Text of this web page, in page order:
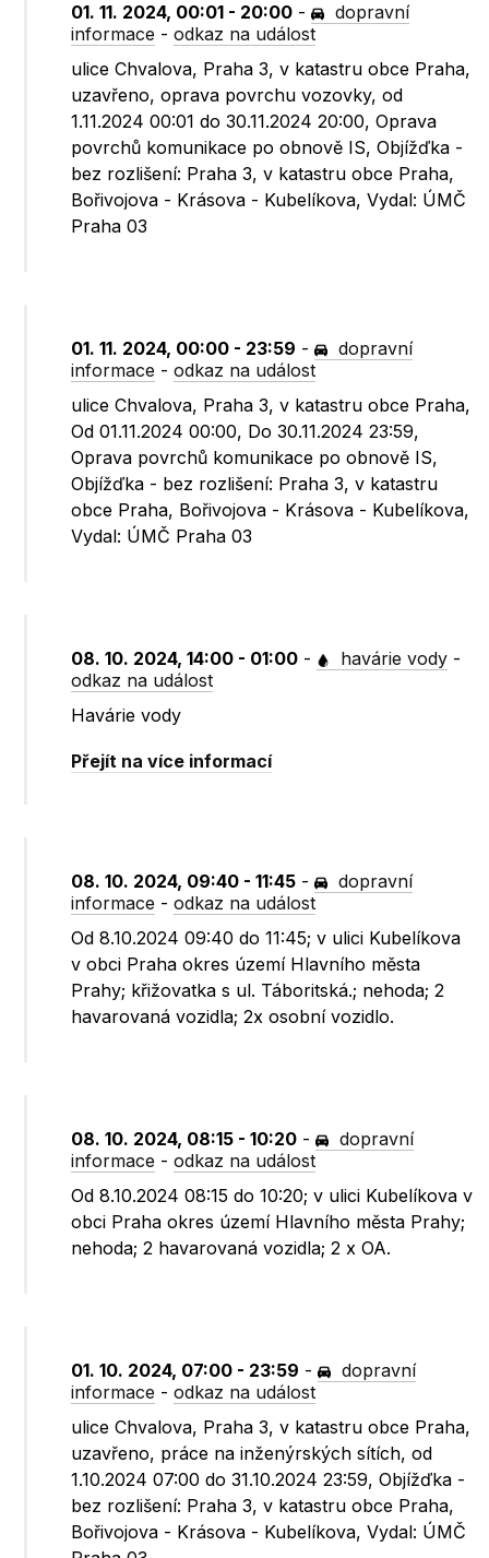
01. 11. 2024, 00:01 - 20:00 -
dopravní
informace -odkaz na událost
ulice Chvalova, Praha 3, v katastru obce Praha,
uzavřeno, oprava povrchu vozovky, od
1.11.2024 00:01 do 30.11.2024 20:00, Oprava
povrchů komunikace po obnově IS, Objížďka -
bez rozlišení: Praha 3, v katastru obce Praha,
Bořivojova - Krásova - Kubelíkova, Vydal: ÚMČ
Praha 03
01. 11. 2024, 00:00 - 23:59 -
dopravní
informace -odkaz na událost
ulice Chvalova, Praha 3, v katastru obce Praha,
Od 01.11.2024 00:00, Do 30.11.2024 23:59,
Oprava povrchů komunikace po obnově IS,
Objížďka - bez rozlišení: Praha 3, v katastru
obce Praha, Bořivojova - Krásova - Kubelíkova,
Vydal: ÚMČ Praha 03
08. 10. 2024, 14:00 - 01:00 - havárie vody -
odkaz na událost
Havárie vody
Přejít na více informací
08. 10. 2024, 09:40 - 11:45 -
dopravní
informace -odkaz na událost
Od 8.10.2024 09:40 do 11:45; v ulici Kubelíkova
v obci Praha okres území Hlavního města
Prahy; křižovatka s ul. Táboritská.; nehoda; 2
havarovaná vozidla; 2x osobní vozidlo.
08. 10. 2024, 08:15 - 10:20 -
dopravní
informace -odkaz na událost
Od 8.10.2024 08:15 do 10:20; v ulici Kubelíkova v
obci Praha okres území Hlavního města Prahy;
nehoda; 2 havarovaná vozidla; 2 x OA.
01. 10. 2024, 07:00 - 23:59 -
dopravní
informace -odkaz na událost
ulice Chvalova, Praha 3, v katastru obce Praha,
uzavřeno, práce na inženýrských sítích, od
1.10.2024 07:00 do 31.10.2024 23:59, Objížďka -
bez rozlišení: Praha 3, v katastru obce Praha,
Bořivojova - Krásova - Kubelíkova, Vydal: ÚMČ